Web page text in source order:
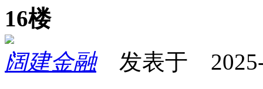
16楼
阔建金融发表于 2025-